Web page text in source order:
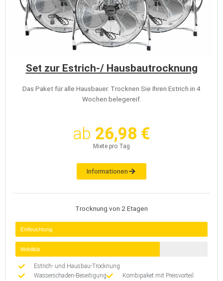
Set zur Estrich-/ Hausbautrocknung
Das Paket für alle Hausbauer. Trocknen Sie Ihren Estrich in 4
Wochen belegereif.
ab 26,98 €
Miete pro Tag
Informationen
Trocknung von 2 Etagen
Entfeuchtung
Mobilität
Estrich- und Hausbau-Trocknung
Wasserschaden-Beseitigung
Kombipaket mit Preisvorteil